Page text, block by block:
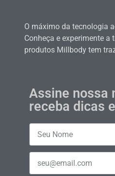
O máximo da tecnologia
Conheça e experimente
produtos Millbody tem
Assine nossa
receba dicas